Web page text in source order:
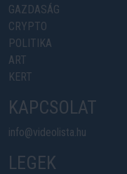
GAZDASÁG
CRYPTO
POLITIKA
ART
KERT
KAPCSOLAT
info@videolista.hu
LEGEK